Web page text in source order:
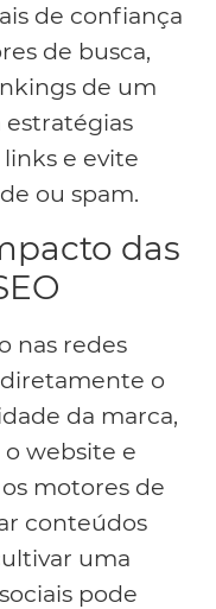
de confiança
de busca,
de um
e evite
ou spam.
das
nas redes
o
da marca,
website e
motores de
conteúdos
uma
pode